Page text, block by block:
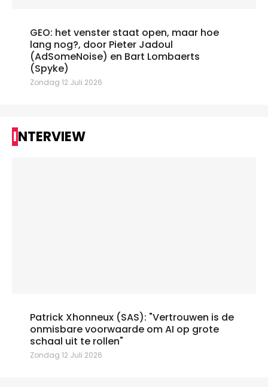
GEO: het venster staat open, maar hoe
lang nog?, door Pieter Jadoul
(AdSomeNoise) en Bart Lombaerts
(Spyke)
Zondag 12 Juli 2026
INTERVIEW
Patrick Xhonneux (SAS): "Vertrouwen is de
onmisbare voorwaarde om AI op grote
schaal uit te rollen"
Zondag 12 Juli 2026